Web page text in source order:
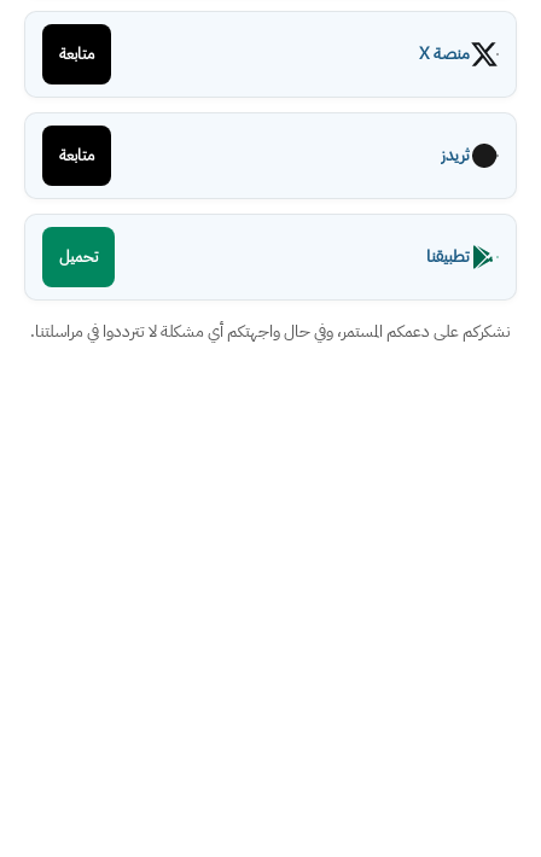
منصة X متابعة
ثريدز متابعة
تطبيقنا تحميل
نشكركم على دعمكم المستمر، وفي حال واجهتكم أي مشكلة لا تترددوا في مراسلتنا.